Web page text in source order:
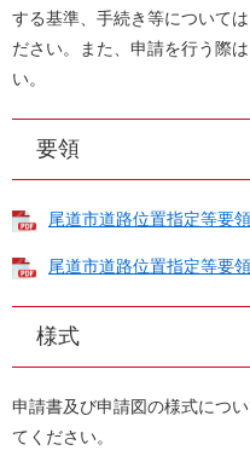
する基準、手続き等について
ださい。また、申請を行う際
い。
要領
尾道市道路位置指定等要
尾道市道路位置指定等要
様式
申請書及び申請図の様式につ
てください。